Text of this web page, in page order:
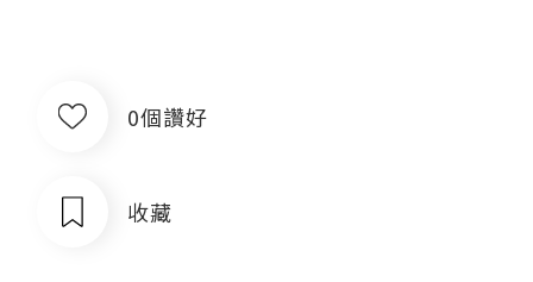
0個讚好
收藏